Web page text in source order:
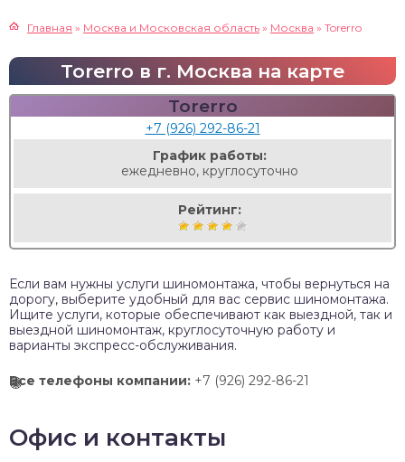
Главная » Москва и Московская область » Москва » Torerro
Torerro в г. Москва на карте
Torerro
+7 (926) 292-86-21
График работы:
ежедневно, круглосуточно
Рейтинг:
Если вам нужны услуги шиномонтажа, чтобы вернуться на
дорогу, выберите удобный для вас сервис шиномонтажа.
Ищите услуги, которые обеспечивают как выездной, так и
выездной шиномонтаж, круглосуточную работу и
варианты экспресс-обслуживания.
Все телефоны компании: +7 (926) 292-86-21
Офис и контакты